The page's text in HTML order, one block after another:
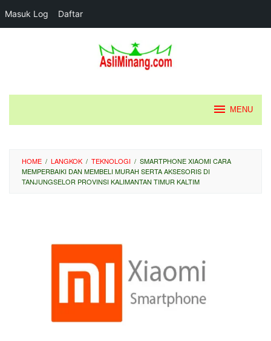
Masuk Log Daftar
MENU
HOME / LANGKOK / TEKNOLOGI / SMARTPHONE XIAOMI CARA
MEMPERBAIKI DAN MEMBELI MURAH SERTA AKSESORIS DI
TANJUNGSELOR PROVINSI KALIMANTAN TIMUR KALTIM